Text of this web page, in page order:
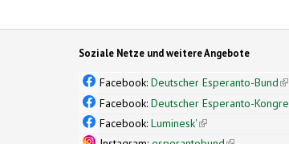
Soziale Netze und weitere Angebote
Facebook:Deutscher Esperanto-Bund
Facebook:Deutscher Esperanto-
Facebook:Luminesk'(link is external)